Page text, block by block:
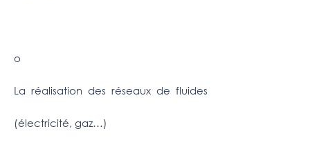
o
La réalisation des réseaux de fluides
(électricité, gaz…)